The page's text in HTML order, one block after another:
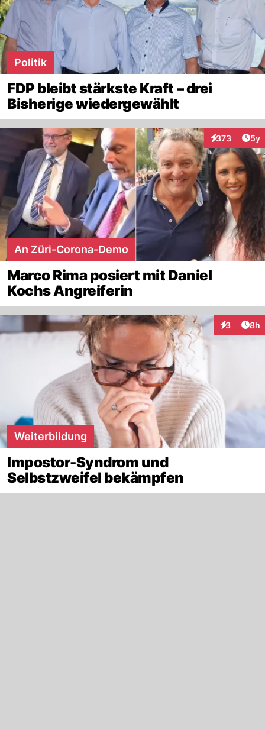
Politik
FDP bleibt stärkste Kraft – drei
Bisherige wiedergewählt
373
Interaktionen
5y
An Züri-Corona-Demo
Marco Rima posiert mit Daniel
Kochs Angreiferin
3 8h
Weiterbildung
Impostor-Syndrom und
Selbstzweifel bekämpfen